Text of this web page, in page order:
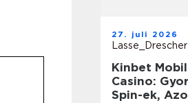
27. juli 2026
Lasse_Drescher
Kinbet
Casino:
Spin-ek,